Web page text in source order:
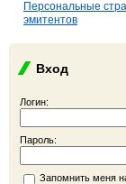
Персональные
эмитентов
Вход
Логин:
Пароль:
Запомнить меня